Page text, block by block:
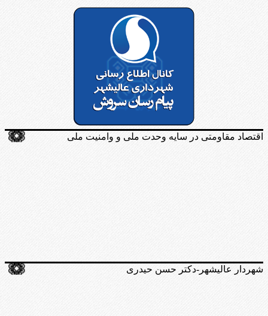
اقتصاد مقاومتی در سایه وحدت ملی و وامنیت ملی
شهردار عالیشهر-دکتر حسن حیدری